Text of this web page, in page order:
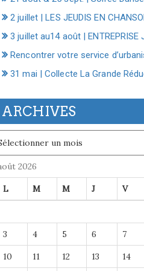
2 juillet | LES JEUDIS EN
3 juillet au14 août | ENTREPRISE
Rencontrer votre service
31 mai | Collecte La Grande
ARCHIVES
2026
L M M J V
3 4 5 6 7
10 11 12 13 14